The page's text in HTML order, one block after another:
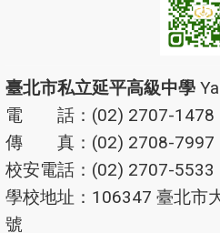
臺北市私立延平高級中學
電 話：(02) 2707-1478
傳 真：(02) 2708-7997
校安電話：(02) 2707-5533
學校地址：106347 臺北市
號